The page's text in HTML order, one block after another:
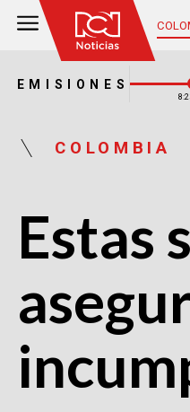
EMISIONES
COLOMBIA
Estas